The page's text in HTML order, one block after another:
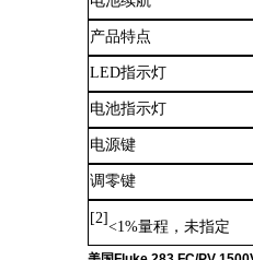
产品特点
LED指示灯
电池指示灯
电源键
调零键
[2]
<1%量程，未指定